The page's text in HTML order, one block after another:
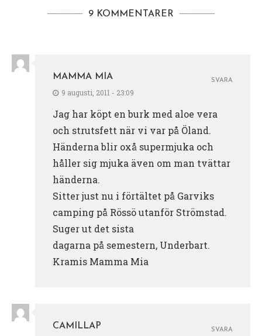
9 KOMMENTARER
MAMMA MIA
9 augusti, 2011 - 23:09
Jag har köpt en burk med aloe vera
och strutsfett när vi var på Öland.
Händerna blir oxå supermjuka och
håller sig mjuka även om man tvättar
händerna.
Sitter just nu i förtältet på Garviks
camping på Rössö utanför Strömstad.
Suger ut det sista
dagarna på semestern, Underbart.
Kramis Mamma Mia
SVARA
CAMILLAP
SVARA